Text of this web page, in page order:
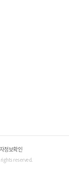
정보확인
reserved.